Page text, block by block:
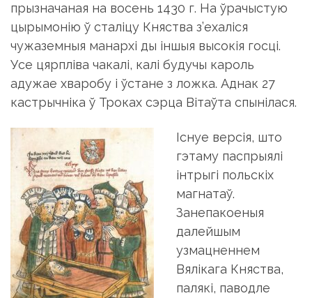
прызначаная на восень 1430 г. На ўрачыстую
цырымонію ў сталіцу Княства з’ехаліся
чужаземныя манархі ды іншыя высокія госці.
Усе цярпліва чакалі, калі будучы кароль
адужае хваробу і ўстане з ложка. Аднак 27
кастрычніка ў Троках сэрца Вітаўта спынілася.
Існуе версія, што
гэтаму паспрыялі
інтрыгі польскіх
магнатаў.
Занепакоеныя
далейшым
узмацненнем
Вялікага Княства,
палякі, паводле